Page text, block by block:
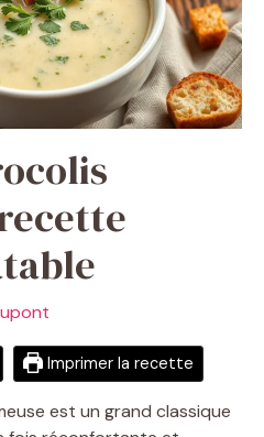
Imprimer la recette
est un grand classique